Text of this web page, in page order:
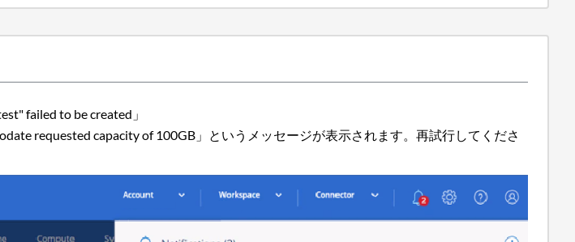
failed to be created」
requested capacity of 100GB」というメッセージが表示されます。再試行してくださ